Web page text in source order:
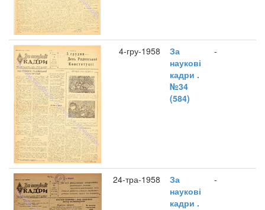
4-гру-1958
За
наукові
кадри .
№34
(584)
-
24-тра-1958
За
наукові
кадри .
-